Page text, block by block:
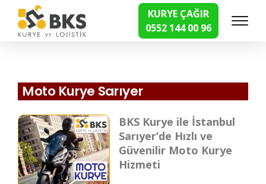
KURYE ÇAĞIR
0552 144 00 96
Hızlı Kurye Hizmetleri
Moto Kurye Sarıyer
BKS Kurye ile İstanbul
Sarıyer’de Hızlı ve
Güvenilir Moto Kurye
Hizmeti